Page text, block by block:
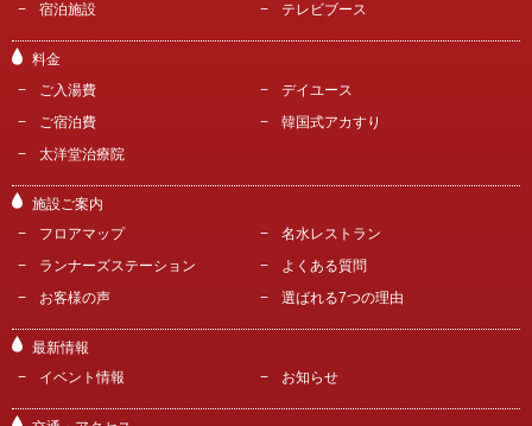
宿泊施設
テレビブース
料金
ご入湯費
デイユース
ご宿泊費
韓国式アカすり
太洋堂治療院
施設ご案内
フロアマップ
名水レストラン
ランナーズステーション
よくある質問
お客様の声
選ばれる7つの理由
最新情報
イベント情報
お知らせ